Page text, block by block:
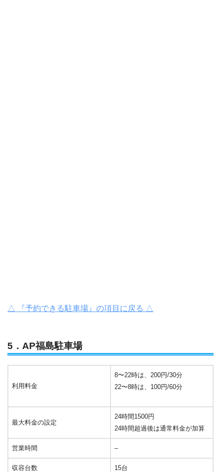
△ 『予約できる駐車場』の項目に戻る △
5．AP福島駐車場
利用料金
8〜22時は、200円/30分
22〜8時は、100円/60分
最大料金の設定
24時間1500円
24時間超過後は通常料金が加算
営業時間 –
収容台数 15台